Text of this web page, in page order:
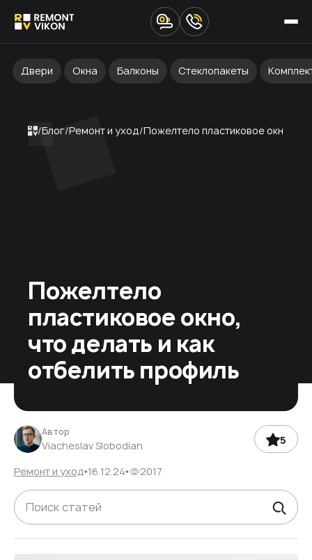
Двери Окна Балконы Стеклопакеты
Блог Ремонт и уход Пожелтело пластиковое окно,
Пожелтело
пластиковое окно,
что делать и как
отбелить профиль
Автор
Viacheslav Slobodian 5
Ремонт и уход 16.12.24 2017